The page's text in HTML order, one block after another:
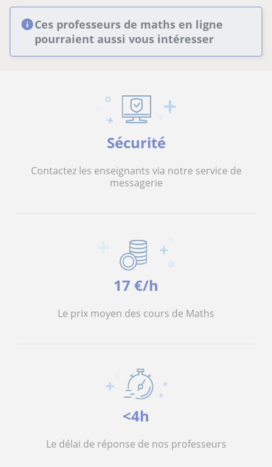
Ces professeurs de maths en ligne
pourraient aussi vous intéresser
Sécurité
Contactez les enseignants via notre service de
messagerie
17 €/h
Le prix moyen des cours de Maths
<4h
Le délai de réponse de nos professeurs